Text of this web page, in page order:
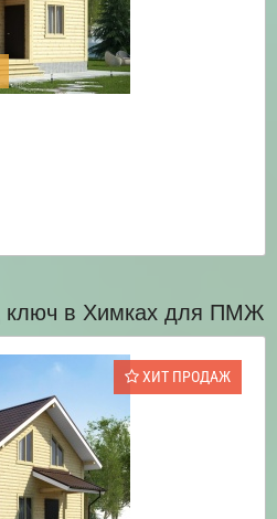
ключ в Химках для ПМЖ
ХИТ ПРОДАЖ